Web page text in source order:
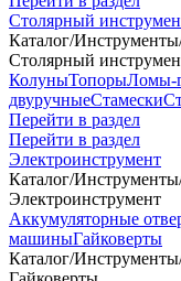
Столярный
Каталог/Инструменты
Столярный
КолуныТопорыЛомы-
двуручныеСтамески
Перейти в раздел
Перейти в раздел
Электроинструмент
Каталог/Инструменты
Электроинструмент
Аккумуляторные
машиныГайковерты
Каталог/Инструменты